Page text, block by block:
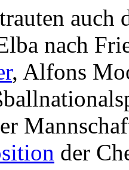
nach
, Alfons
der